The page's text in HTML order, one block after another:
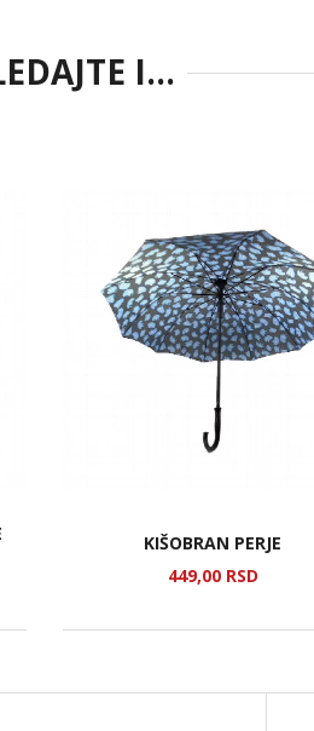
I...
KIŠOBRAN PERJE
449,00 RSD